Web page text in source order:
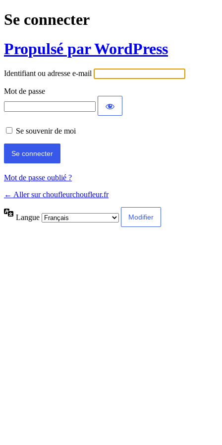
Se connecter
Propulsé par WordPress
Identifiant ou adresse e-mail
Mot de passe
Se souvenir de moi
Mot de passe oublié ?
← Aller sur choufleurchoufleur.fr
Langue